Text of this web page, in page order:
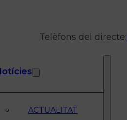
Telèfons del directe:
ACTUALITAT